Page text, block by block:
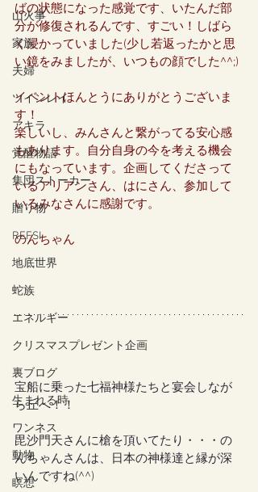
山火事
家族
夫婦
ツインレイ
アキラ
覚醒物語
集団ストーカー
贈り物
REFSI
地底世界
蛇族
エネルギー
クリスマスプレゼント企画
裏ブログ
生まれる時
ワンネス
動物
瞑想
ばの状態になった感覚です、いたんだ部
分が修復されるんです、すごい！しばら
く浸かっていました(少し若返ったかと思
い鏡をみましたが、いつもの顔でした^^;)
イベントほんとうにありがとうございま
す！
楽しいし、みんさんと繋がってる安心感
もあります。自分自身の今を考える機会
にもなっています。企画してくださって
いるアリアンさん、はにさん、参加して
いるみなさんに感謝です。
のんちゃん
宝船に乗った七福神様たちと宴会しなが
ら丘へ！！
毘沙門天さんに槍を頂いてたり・・・の
んちゃんさんは、日本の神様達と縁が深
いんですね(^^)